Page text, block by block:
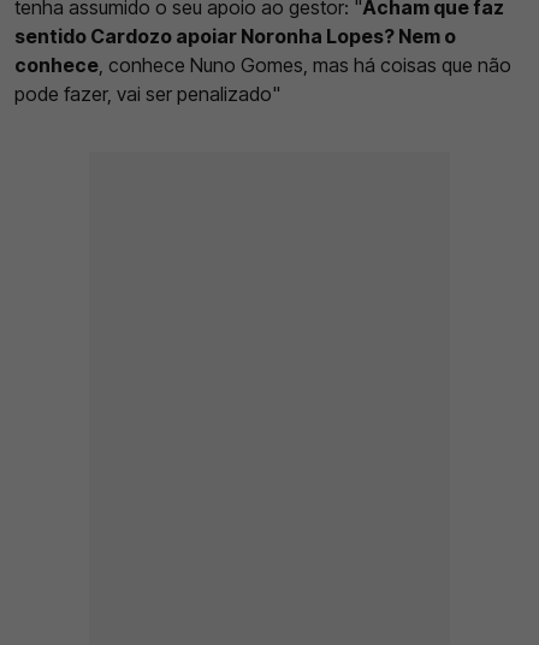
tenha assumido o seu apoio ao gestor: "Acham que faz
sentido Cardozo apoiar Noronha Lopes? Nem o
conhece, conhece Nuno Gomes, mas há coisas que não
pode fazer, vai ser penalizado"